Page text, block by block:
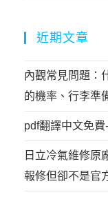
近期文章
內觀常見問題：
的機率、行李準
pdf翻譯中文免費
日立冷氣維修原
報修但卻不是官